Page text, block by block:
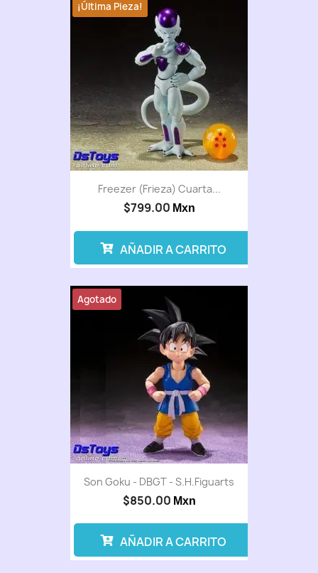
Freezer (Frieza) Cuarta...
$799.00 Mxn
¡Última Pieza!
AÑADIR A CARRITO
Son Goku - DBGT - S.H.Figuarts
$850.00 Mxn
Agotado
AÑADIR A CARRITO